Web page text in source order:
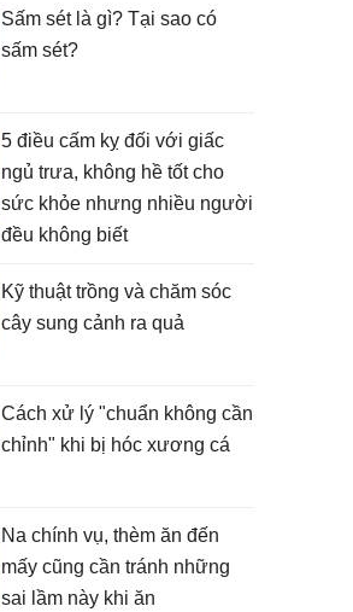
Sấm sét là gì? Tại sao có
sấm sét?
5 điều cấm kỵ đối với giấc
ngủ trưa, không hề tốt cho
sức khỏe nhưng nhiều người
đều không biết
Kỹ thuật trồng và chăm sóc
cây sung cảnh ra quả
Cách xử lý "chuẩn không cần
chỉnh" khi bị hóc xương cá
Na chính vụ, thèm ăn đến
mấy cũng cần tránh những
sai lầm này khi ăn